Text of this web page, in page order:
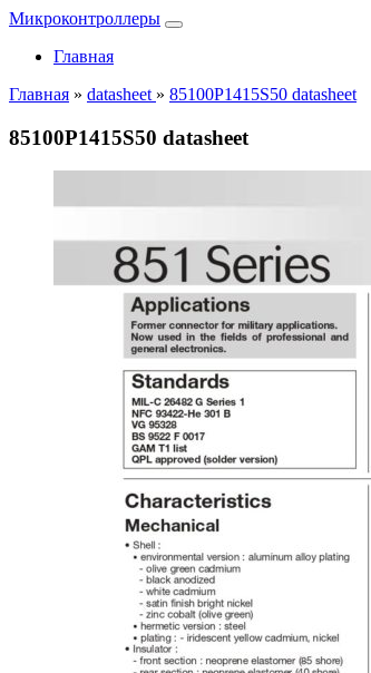
Микроконтроллеры
Главная
Главная » datasheet » 85100P1415S50 datasheet
85100P1415S50 datasheet